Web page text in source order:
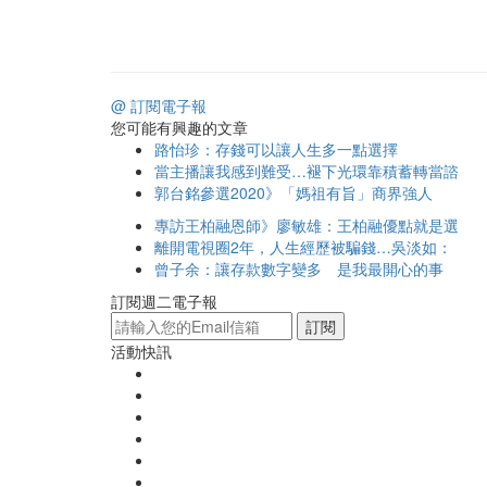
@ 訂閱電子報
您可能有興趣的文章
路怡珍：存錢可以讓人生多一點選擇
當主播讓我感到難受…褪下光環靠積蓄轉當諮
郭台銘參選2020》「媽祖有旨」商界強人
專訪王柏融恩師》廖敏雄：王柏融優點就是選
離開電視圈2年，人生經歷被騙錢…吳淡如：
曾子余：讓存款數字變多 是我最開心的事
訂閱週二電子報
訂閱
活動快訊